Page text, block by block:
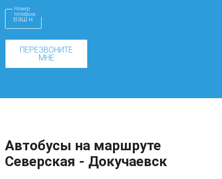
Номер
телефона
ПЕРЕЗВОНИТЕ
МНЕ
Автобусы на маршруте
Северская - Докучаевск